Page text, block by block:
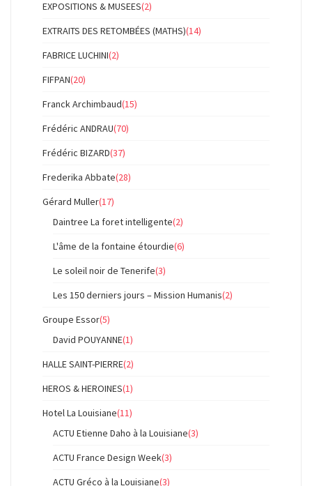
EXPOSITIONS & MUSEES(2)
EXTRAITS DES RETOMBÉES (MATHS)(14)
FABRICE LUCHINI(2)
FIFPAN(20)
Franck Archimbaud(15)
Frédéric ANDRAU(70)
Frédéric BIZARD(37)
Frederika Abbate(28)
Gérard Muller(17)
Daintree La foret intelligente(2)
L'âme de la fontaine étourdie(6)
Le soleil noir de Tenerife(3)
Les 150 derniers jours – Mission Humanis(2)
Groupe Essor(5)
David POUYANNE(1)
HALLE SAINT-PIERRE(2)
HEROS & HEROINES(1)
Hotel La Louisiane(11)
ACTU Etienne Daho à la Louisiane(3)
ACTU France Design Week(3)
ACTU Gréco à la Louisiane(3)